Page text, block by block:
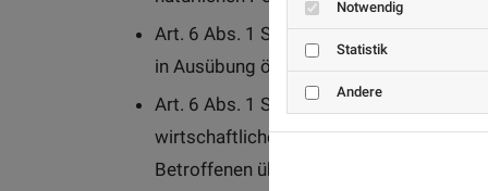
Art. 6 Abs. 1 S. 1 lit. e DS-GVO: Wenn
in Ausübung öffentlicher Gewalt
Art. 6 Abs. 1 S. 1 lit. f DS-GVO („
wirtschaftlicher) Interessen des
Betroffenen überwiegen (insbesondere
Notwendig
Statistik
Andere